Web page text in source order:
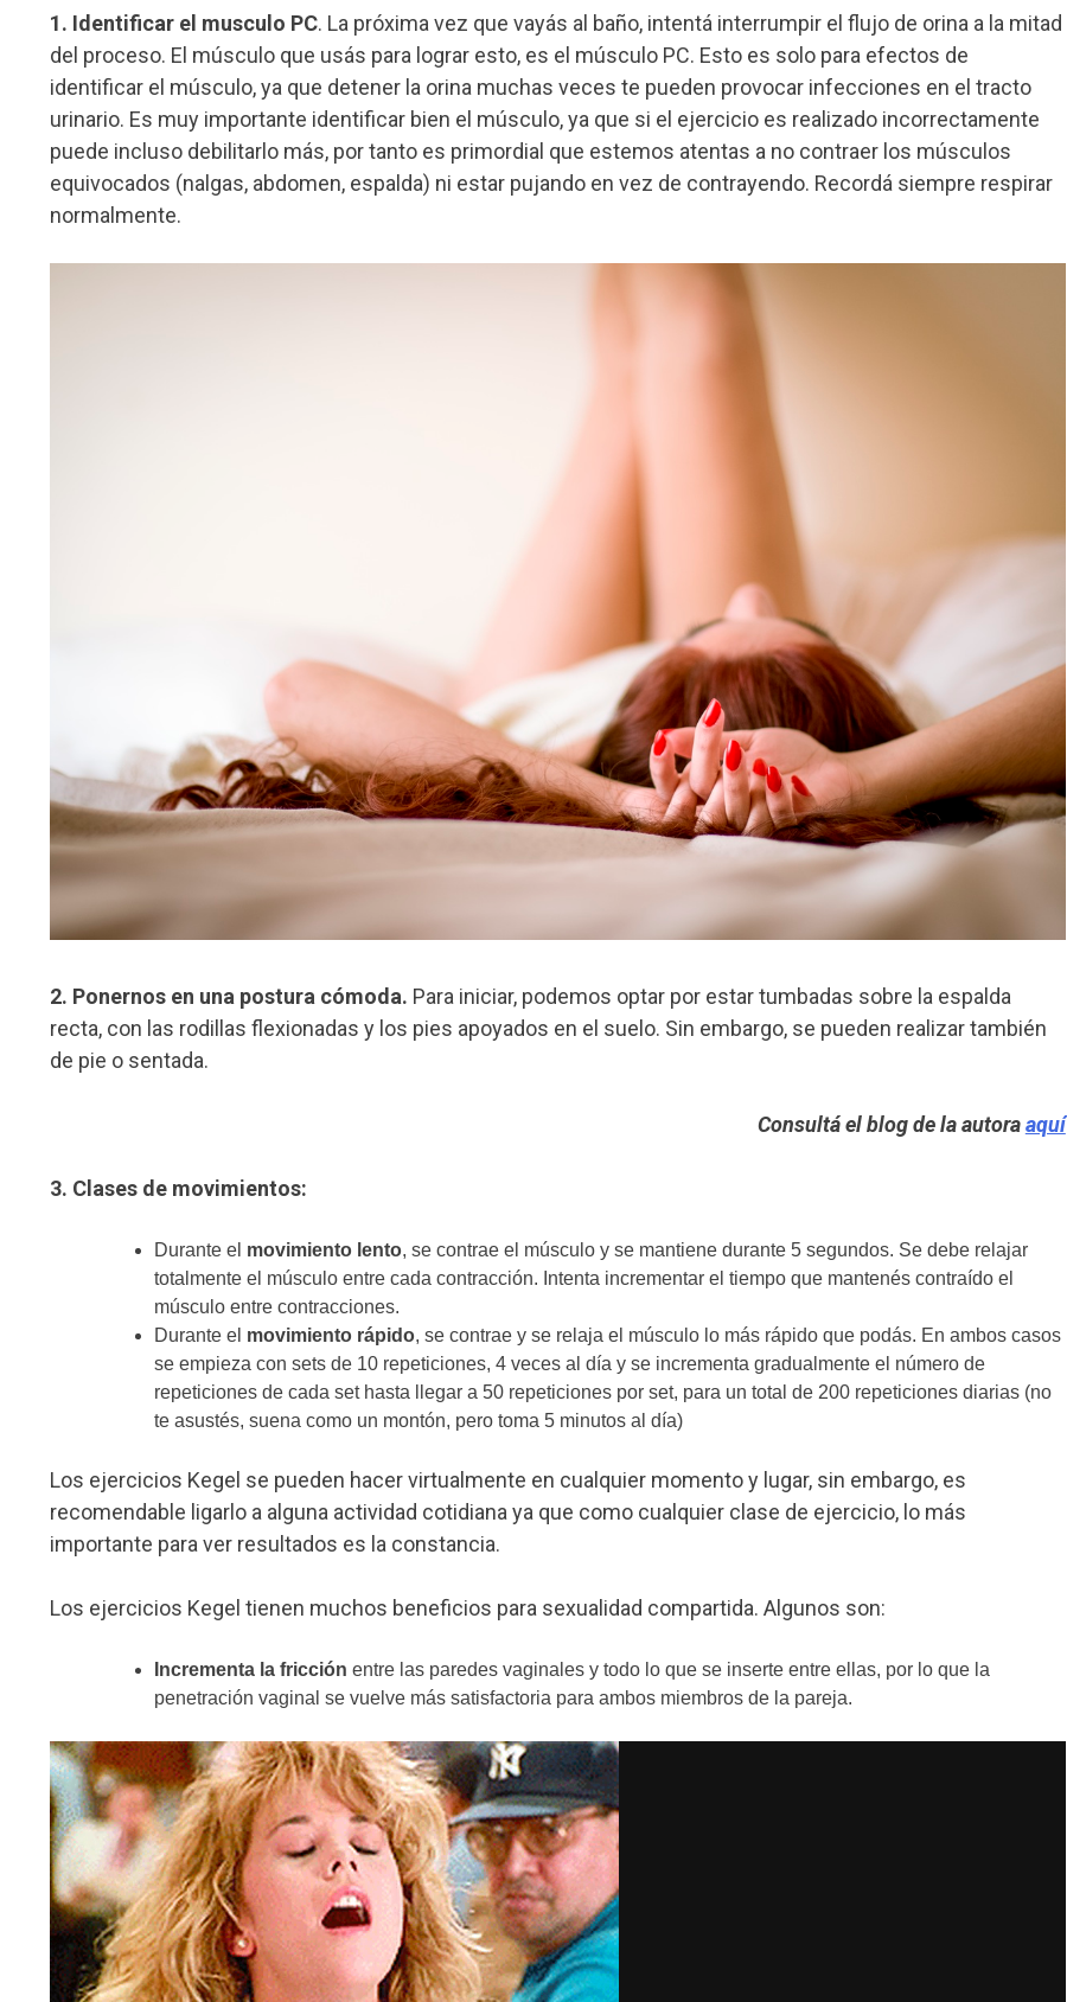
1. Identificar el musculo PC. La próxima vez que vayás al baño, intentá interrumpir el flujo de orina a la mitad
del proceso. El músculo que usás para lograr esto, es el músculo PC. Esto es solo para efectos de
identificar el músculo, ya que detener la orina muchas veces te pueden provocar infecciones en el tracto
urinario. Es muy importante identificar bien el músculo, ya que si el ejercicio es realizado incorrectamente
puede incluso debilitarlo más, por tanto es primordial que estemos atentas a no contraer los músculos
equivocados (nalgas, abdomen, espalda) ni estar pujando en vez de contrayendo. Recordá siempre respirar
normalmente.
2. Ponernos en una postura cómoda. Para iniciar, podemos optar por estar tumbadas sobre la espalda
recta, con las rodillas flexionadas y los pies apoyados en el suelo. Sin embargo, se pueden realizar también
de pie o sentada.
Consultá el blog de la autoraaquí
3. Clases de movimientos:
Durante el movimiento lento, se contrae el músculo y se mantiene durante 5 segundos. Se debe relajar
totalmente el músculo entre cada contracción. Intenta incrementar el tiempo que mantenés contraído el
músculo entre contracciones.
Durante el movimiento rápido, se contrae y se relaja el músculo lo más rápido que podás. En ambos casos
se empieza con sets de 10 repeticiones, 4 veces al día y se incrementa gradualmente el número de
repeticiones de cada set hasta llegar a 50 repeticiones por set, para un total de 200 repeticiones diarias (no
te asustés, suena como un montón, pero toma 5 minutos al día)
Los ejercicios Kegel se pueden hacer virtualmente en cualquier momento y lugar, sin embargo, es
recomendable ligarlo a alguna actividad cotidiana ya que como cualquier clase de ejercicio, lo más
importante para ver resultados es la constancia.
Los ejercicios Kegel tienen muchos beneficios para sexualidad compartida. Algunos son:
Incrementa la fricción entre las paredes vaginales y todo lo que se inserte entre ellas, por lo que la
penetración vaginal se vuelve más satisfactoria para ambos miembros de la pareja.